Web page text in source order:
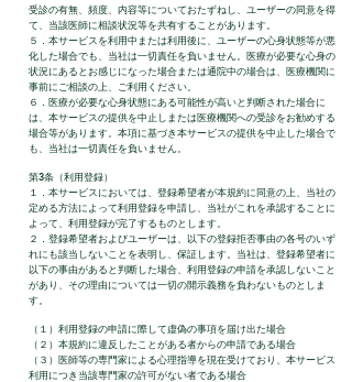
受診の有無、頻度、内容等についておたずねし、ユーザーの同意を得
て、当該医師に相談状況等を共有することがあります。
５．本サービスを利用中または利用後に、ユーザーの心身状態等が悪
化した場合でも、当社は一切責任を負いません。医療が必要な心身の
状況にあるとお感じになった場合または通院中の場合は、医療機関に
事前にご相談の上、ご利用ください。
６．医療が必要な心身状態にある可能性が高いと判断された場合に
は、本サービスの提供を中止しまたは医療機関への受診をお勧めする
場合等があります。本項に基づき本サービスの提供を中止した場合で
も、当社は一切責任を負いません。
第3条（利用登録）
１．本サービスにおいては、登録希望者が本規約に同意の上、当社の
定める方法によって利用登録を申請し、当社がこれを承認することに
よって、利用登録が完了するものとします。
２．登録希望者およびユーザーは、以下の登録拒否事由の各号のいず
れにも該当しないことを表明し、保証します。当社は、登録希望者に
以下の事由があると判断した場合、利用登録の申請を承認しないこと
があり、その理由については一切の開示義務を負わないものとしま
す。
（１）利用登録の申請に際して虚偽の事項を届け出た場合
（２）本規約に違反したことがある者からの申請である場合
（３）医師等の専門家による心理指導を現在受けており、本サービス
利用につき当該専門家の許可がない者である場合